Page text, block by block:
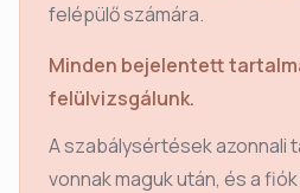
felépülő számára.
Minden bejelentett
felülvizsgálunk.
A szabálysértések azonnali
vonnak maguk után, és a